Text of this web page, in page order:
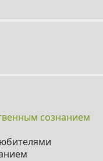
сознанием